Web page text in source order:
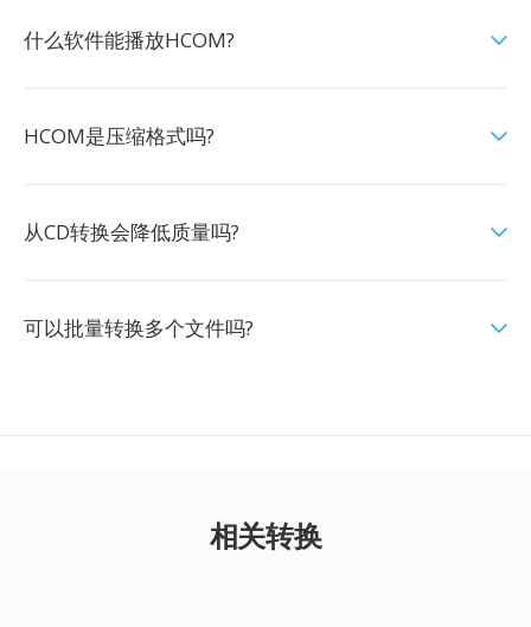
什么软件能播放HCOM?
HCOM是压缩格式吗?
从CD转换会降低质量吗?
可以批量转换多个文件吗?
相关转换